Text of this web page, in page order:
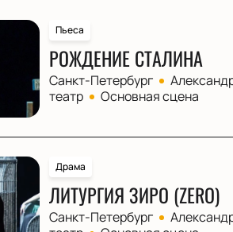
Пьеса
РОЖДЕНИЕ СТАЛИНА
Санкт-Петербург
театр
Основная сцена
Драма
ЛИТУРГИЯ ЗИРО (ZERO)
Санкт-Петербург